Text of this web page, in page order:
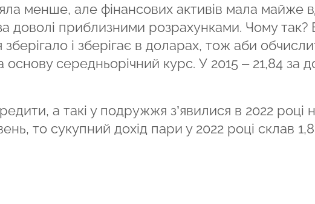
менше, але фінансових активів мала майже
доволі приблизними розрахунками. Чому так?
і зберігає в доларах, тож аби
середньорічний курс. У 2015 – 21,84 за
а такі у подружжя з’явилися в 2022 році
то сукупний дохід пари у 2022 році склав 1,8